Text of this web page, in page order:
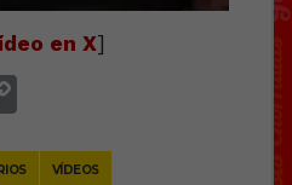
en X]
VÍDEOS